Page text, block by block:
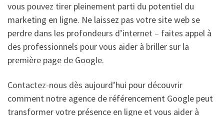
vous pouvez tirer pleinement parti du potentiel du
marketing en ligne. Ne laissez pas votre site web se
perdre dans les profondeurs d’internet – faites appel à
des professionnels pour vous aider à briller sur la
première page de Google.
Contactez-nous dès aujourd’hui pour découvrir
comment notre agence de référencement Google peut
transformer votre présence en ligne et vous aider à